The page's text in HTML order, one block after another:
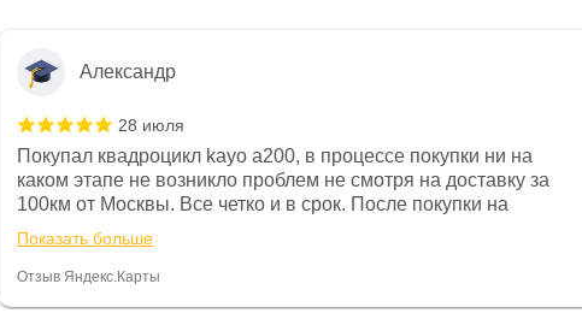
Александр
28 июля
Покупал квадроцикл kayo a200, в процессе покупки ни на
каком этапе не возникло проблем не смотря на доставку за
100км от Москвы. Все четко и в срок. После покупки на
спидометре всегда был 0, при этом представители магазина
постоянно были на связи и в итоге проблема была решена.
Считаю, что это говорит о небезразличии к клиенту после
Показать больше
Отзыв Яндекс.Карты